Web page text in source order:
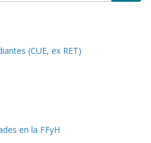
(CUE, ex RET)
en la FFyH